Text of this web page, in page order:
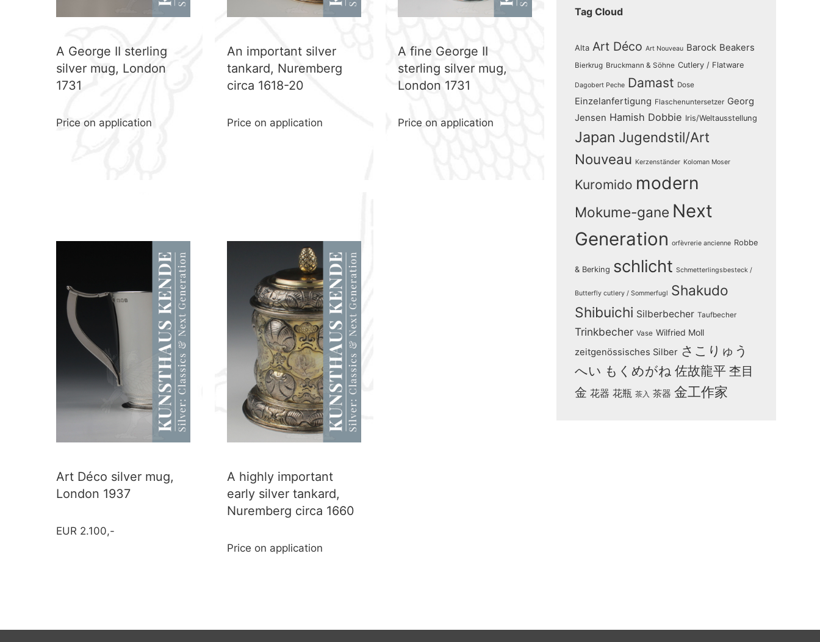
A George II sterling
silver mug, London
1731
Price on application
An important silver
tankard, Nuremberg
circa 1618-20
Price on application
A fine George II
sterling silver mug,
London 1731
Price on application
Art Déco silver mug,
London 1937
EUR 2.100,-
A highly important
early silver tankard,
Nuremberg circa 1660
Price on application
Tag Cloud
Alta Art Déco Art Nouveau Barock Beakers
Bierkrug Bruckmann & Söhne Cutlery / Flatware
Dagobert Peche Damast Dose
Einzelanfertigung Flaschenuntersetzer Georg
Jensen Hamish Dobbie Iris/Weltausstellung
Japan Jugendstil/Art
Nouveau Kerzenständer Koloman Moser
Kuromido modern
Mokume-gane Next
Generation orfèvrerie ancienne Robbe
& Berking schlicht Schmetterlingsbesteck /
Butterfly cutlery / Sommerfugl Shakudo
Shibuichi Silberbecher Taufbecher
Trinkbecher Vase Wilfried Moll
zeitgenössisches Silber さこりゅう
へい もくめがね 佐故龍平 杢目
金 花器 花瓶 茶入 茶器 金工作家